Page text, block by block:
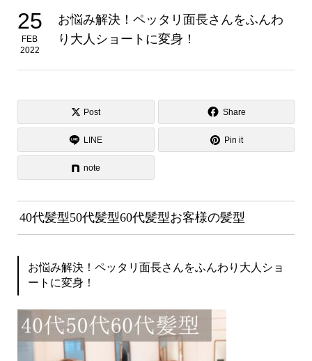
25
FEB
2022
お悩み解決！ペッタリ面長さんをふんわ
り大人ショートに変身！
Post Share
LINE Pin it
note
40代髪型50代髪型60代髪型お客様の髪型
お悩み解決！ペッタリ面長さんをふんわり大人ショ
ートに変身！